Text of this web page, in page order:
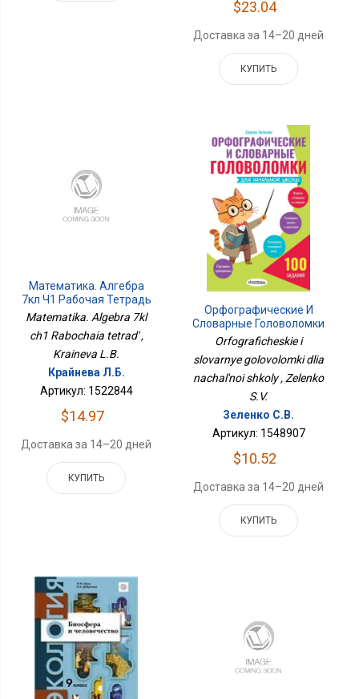
$23.04
Доставка за 14–20 дней
КУПИТЬ
Математика. Алгебра
7кл Ч1 Рабочая Тетрадь
Matematika. Algebra 7kl
ch1 Rabochaia tetrad' ,
Kraineva L.B.
Крайнева Л.Б.
Артикул: 1522844
$14.97
Доставка за 14–20 дней
КУПИТЬ
Орфографические И
Словарные Головоломки
Для Начальной Школы
Orfograficheskie i
slovarnye golovolomki dlia
nachal'noi shkoly , Zelenko
S.V.
Зеленко С.В.
Артикул: 1548907
$10.52
Доставка за 14–20 дней
КУПИТЬ